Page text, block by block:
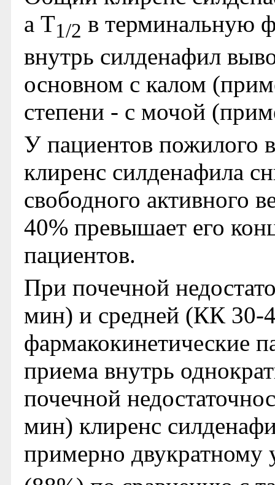
а T1/2 в терминальную
внутрь силденафил
основном с калом
степени - с мочой
У пациентов пожилого
клиренс силденафила
свободного активного
40% превышает его
пациентов.
При почечной
мин) и средней (КК 30-
фармакокинетические
приема внутрь
почечной
мин) клиренс
примерно